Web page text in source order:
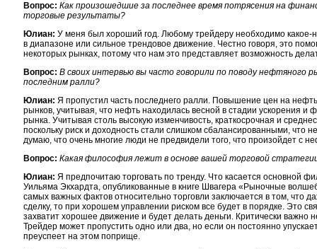
Вопрос: Как произошедшие за последнее время потрясения на
торговые результаты?
Юлиан: У меня был хороший год. Любому трейдеру необходимо какое-
в диапазоне или сильное трендовое движение. Честно говоря, это
некоторых рынках, потому что нам это представляет возможность
Вопрос: В своих интервью вы часто говорили по поводу нефтяного
последним ралли?
Юлиан: Я пропустил часть последнего ралли. Повышение цен на
рынков, учитывая, что нефть находилась весной в стадии ускорения и
рынка. Учитывая столь высокую изменчивость, краткосрочная и
поскольку риск и доходность стали слишком сбалансированными, что
думаю, что очень многие люди не предвидели того, что произойдет с
Вопрос: Какая философия лежит в основе вашей торговой
Юлиан: Я предпочитаю торговать по тренду. Что касается основной
Уильяма Экхардта, опубликованные в книге Швагера «Рыночные
самых важных фактов относительно торговли заключается в том, что
сделку, то при хорошем управлении риском все будет в порядке. Это
захватит хорошее движение и будет делать деньги. Критически важно
Трейдер может пропустить одно или два, но если он постоянно
преуспеет на этом поприще.